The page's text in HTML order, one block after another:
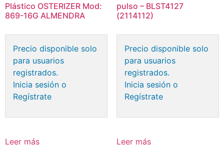
Plástico OSTERIZER Mod:
869-16G ALMENDRA
Precio disponible solo
para usuarios
registrados.
Inicia sesión o
Regístrate
Leer más
pulso – BLST4127
(2114112)
Precio disponible solo
para usuarios
registrados.
Inicia sesión o
Regístrate
Leer más